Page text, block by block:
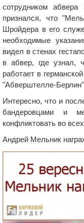
сотрудником
признался, что
Шройдера в его
необходимые
видел в стенах
в абвер, где узнал,
работает в
"Абверштелле-
Интересно, что и
бандеровцами и
конфликтовать во
Андрей Мельник